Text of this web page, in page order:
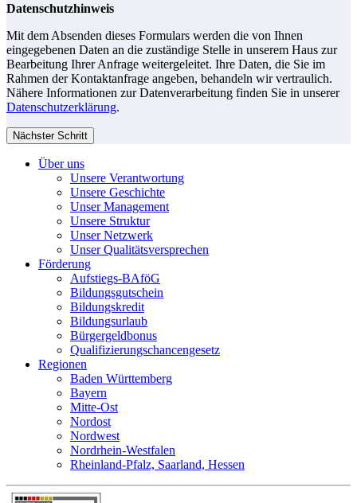
Datenschutzhinweis
Mit dem Absenden dieses Formulars werden die von Ihnen
eingegebenen Daten an die zuständige Stelle in unserem Haus zur
Bearbeitung Ihrer Anfrage weitergeleitet. Ihre Daten, die Sie im
Rahmen der Kontaktanfrage angeben, behandeln wir vertraulich.
Nähere Informationen zur Datenverarbeitung finden Sie in unserer
Datenschutzerklärung.
Nächster Schritt
Über uns
Unsere Verantwortung
Unsere Geschichte
Unser Management
Unsere Struktur
Unser Netzwerk
Unser Qualitätsversprechen
Förderung
Aufstiegs-BAföG
Bildungsgutschein
Bildungskredit
Bildungsurlaub
Bürgergeldbonus
Qualifizierungschancengesetz
Regionen
Baden Württemberg
Bayern
Mitte-Ost
Nordost
Nordwest
Nordrhein-Westfalen
Rheinland-Pfalz, Saarland, Hessen